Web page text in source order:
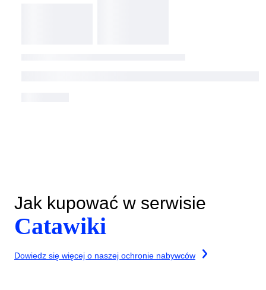
Jak kupować w serwisie
Catawiki
Dowiedz się więcej o naszej ochronie nabywców